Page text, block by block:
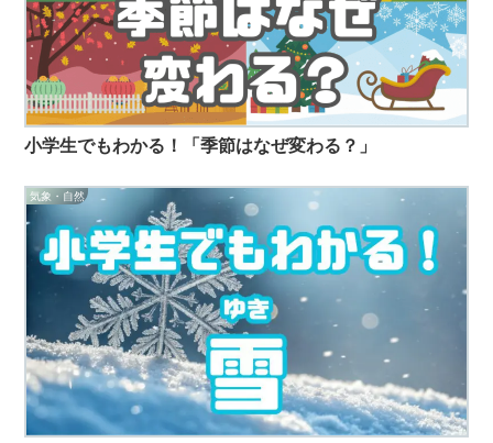
小学生でもわかる！「季節はなぜ変わる？」
気象・自然